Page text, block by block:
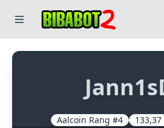
Aalcoin Rang #4